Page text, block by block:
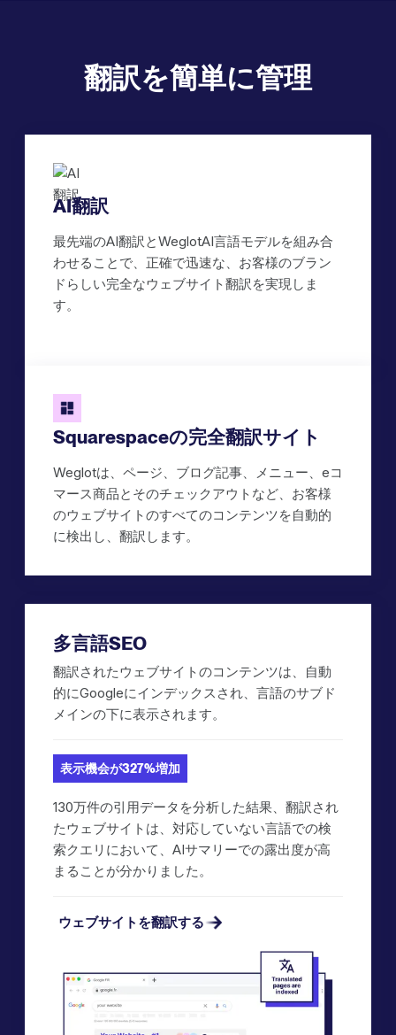
翻訳を簡単に管理
AI翻訳
最先端のAI翻訳とWeglotAI言語モデルを組み合
わせることで、正確で迅速な、お客様のブラン
ドらしい完全なウェブサイト翻訳を実現しま
す。
Squarespaceの完全翻訳サイト
Weglotは、ページ、ブログ記事、メニュー、eコ
マース商品とそのチェックアウトなど、お客様
のウェブサイトのすべてのコンテンツを自動的
に検出し、翻訳します。
多言語SEO
翻訳されたウェブサイトのコンテンツは、自動
的にGoogleにインデックスされ、言語のサブド
メインの下に表示されます。
表示機会が327%増加
130万件の引用データを分析した結果、翻訳され
たウェブサイトは、対応していない言語での検
索クエリにおいて、AIサマリーでの露出度が高
まることが分かりました。
ウェブサイトを翻訳する